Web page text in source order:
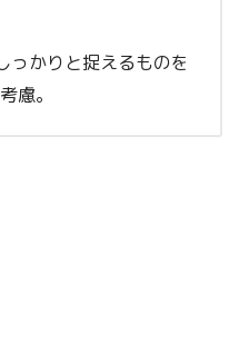
っかりと捉えるものを
慮。